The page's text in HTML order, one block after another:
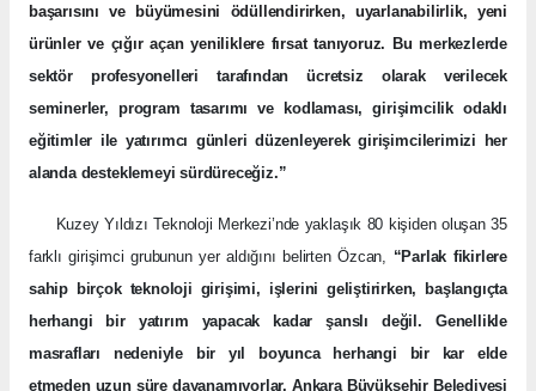
başarısını ve büyümesini ödüllendirirken, uyarlanabilirlik, yeni
ürünler ve çığır açan yeniliklere fırsat tanıyoruz. Bumerkezlerde
sektör profesyonelleri tarafından ücretsiz olarak verilecek
seminerler, program tasarımı ve kodlaması, girişimcilik odaklı
eğitimler ile yatırımcı günleri düzenleyerek girişimcilerimizi her
alanda desteklemeyi sürdüreceğiz.”
Kuzey Yıldızı Teknoloji Merkezi’nde yaklaşık 80 kişiden oluşan 35
farklı girişimci grubunun yer aldığını belirten Özcan, “Parlak fikirlere
sahip birçok teknoloji girişimi, işlerini geliştirirken, başlangıçta
herhangi bir yatırım yapacak kadar şanslı değil. Genellikle
masrafları nedeniyle bir yıl boyunca herhangi bir kar elde
etmeden uzun süre dayanamıyorlar. Ankara Büyükşehir Belediyesi